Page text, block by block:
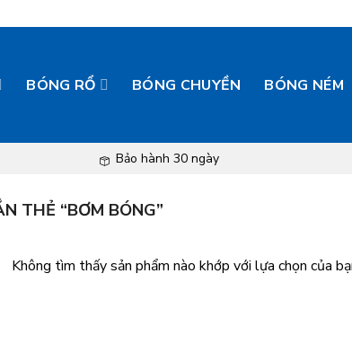
BÓNG RỔ BÓNG CHUYỀN BÓNG NÉM
Bảo hành 30 ngày
THẺ “BƠM BÓNG”
Không tìm thấy sản phẩm nào khớp với lựa chọn của